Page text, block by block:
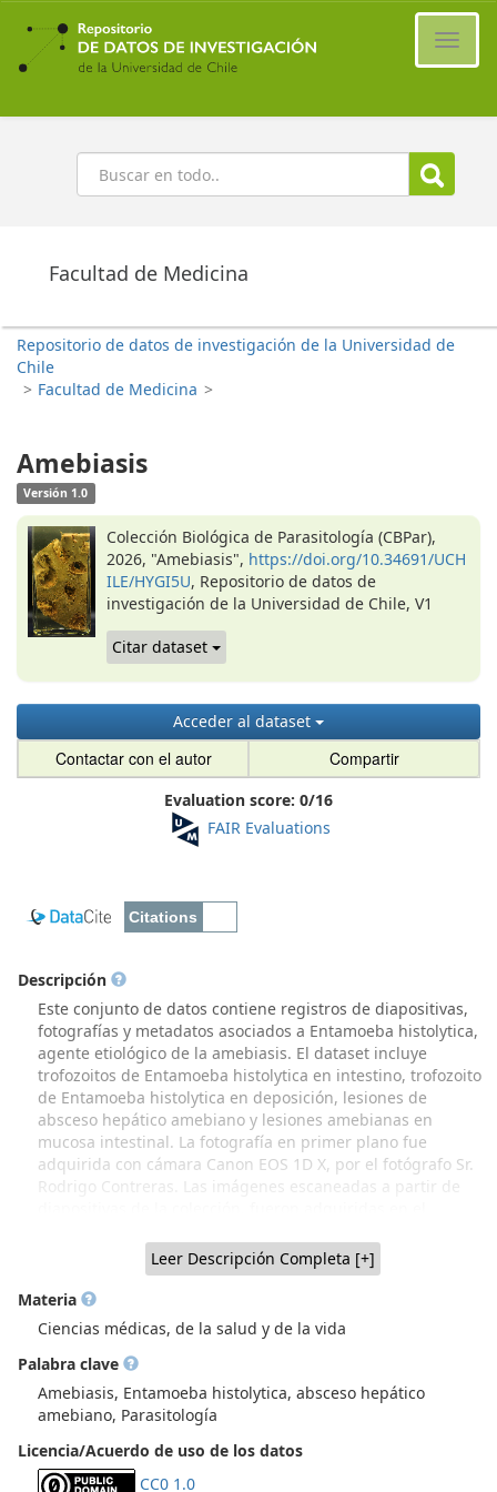
Ir
contenido
principal
Buscar
Facultad de Medicina
Repositorio de datos de investigación de la Universidad de
Chile
> Facultad de Medicina >
Amebiasis
Versión 1.0
Colección Biológica de Parasitología (CBPar),
2026, "Amebiasis", https://doi.org/10.34691/UCH
ILE/HYGI5U, Repositorio de datos de
investigación de la Universidad de Chile, V1
Citar dataset
Acceder al dataset
Contactar con el autor Compartir
Evaluation score: 0/16
FAIR Evaluations
Descripción
Este conjunto de datos contiene registros de diapositivas,
fotografías y metadatos asociados a Entamoeba histolytica,
agente etiológico de la amebiasis. El dataset incluye
trofozoitos de Entamoeba histolytica en intestino, trofozoito
de Entamoeba histolytica en deposición, lesiones de
absceso hepático amebiano y lesiones amebianas en
mucosa intestinal. La fotografía en primer plano fue
adquirida con cámara Canon EOS 1D X, por el fotógrafo Sr.
Rodrigo Contreras. Las imágenes escaneadas a partir de
Urquiza, Nicolás Urquiza y Antonia Sánchez, estudiantes de
Medicina y el Prof. Víctor Castañeda, Escuela de Tecnología
Médica. Procedencia del material: Colección Biológica de
Parasitología (CBPar), NiBG-ICBM, Facultad de Medicina,
Universidad de Chile (Recuperación parcial a través de
Proyecto FIDOP 48/2023 UChile IP Prof. Inés Zulantay.
Material generado por varias generaciones de académicos
parasitólogos de Sede Norte, Dr. Hugo Schenone y
colaboradores y, material procedente de Sede Sur, Dr.
Werner Apt y colaboradores, que incluye donaciones de
parasitólogos extranjeros). La CBPar se encuentra
Leer Descripción Completa [+]
Materia
Ciencias médicas, de la salud y de la vida
Palabra clave
Amebiasis, Entamoeba histolytica, absceso hepático
amebiano, Parasitología
Licencia/Acuerdo de uso de los datos
CC0 1.0